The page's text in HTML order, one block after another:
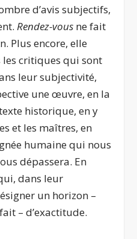
d’avis subjectifs,
Rendez-vous ne fait
Plus encore, elle
les critiques qui sont
leur subjectivité,
une œuvre, en la
historique, en y
et les maîtres, en
humaine qui nous
dépassera. En
dans leur
un horizon –
– d’exactitude.